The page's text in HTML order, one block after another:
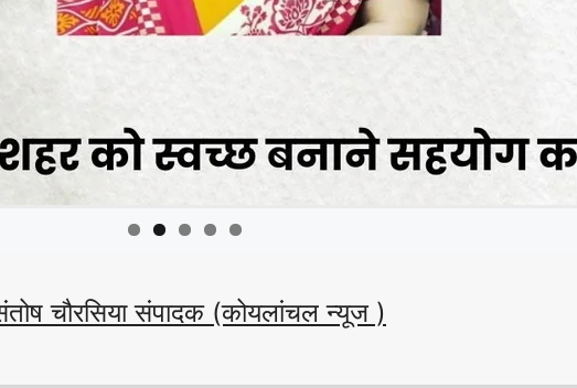
चौरसिया संपादक (कोयलांचल न्यूज )